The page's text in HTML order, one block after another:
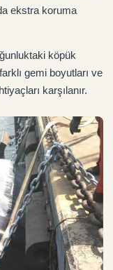
ekstra koruma
köpük
gemi boyutları ve
karşılanır.